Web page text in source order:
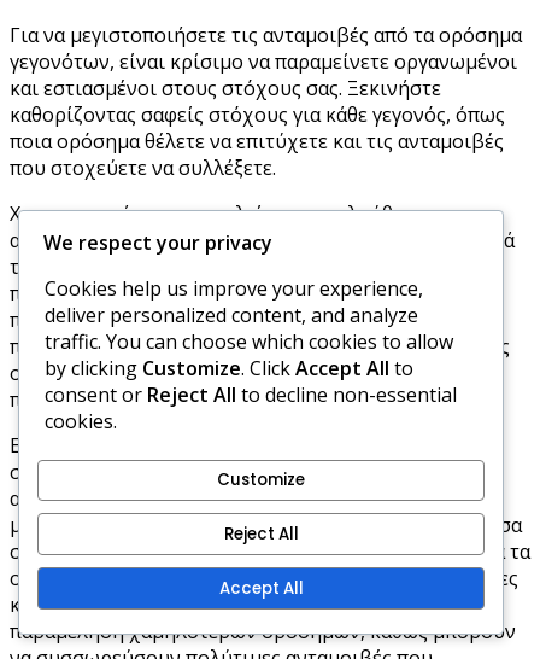
Για να μεγιστοποιήσετε τις ανταμοιβές από τα ορόσημα
γεγονότων, είναι κρίσιμο να παραμείνετε οργανωμένοι
και εστιασμένοι στους στόχους σας. Ξεκινήστε
καθορίζοντας σαφείς στόχους για κάθε γεγονός, όπως
ποια ορόσημα θέλετε να επιτύχετε και τις ανταμοιβές
που στοχεύετε να συλλέξετε.
Χρησιμοποιήστε τα εργαλεία παρακολούθησης που
αναφέρθηκαν νωρίτερα για να παρακολουθείτε τακτικά
την πρόοδό σας. Αυτό θα σας βοηθήσει να εντοπίσετε
ποια ορόσημα απαιτούν περισσότερη προσπάθεια και
ποια είναι εύκολα εφικτά. Για παράδειγμα, αν
παρατηρήσετε ότι είστε κοντά στην ολοκλήρωση ενός
ορόσημου, δώστε προτεραιότητα σε δραστηριότητες
που θα σας βοηθήσουν να το επιτύχετε γρήγορα.
Επιπλέον, συμμετάσχετε στην κοινότητα για να
συγκεντρώσετε πληροφορίες σχετικά με
αποτελεσματικές στρατηγικές. Πολλοί παίκτες
μοιράζονται συμβουλές σε φόρουμ και κοινωνικά μέσα
σχετικά με τοπώς ναολοκληρώσουν αποτελεσματικά τα
ορόσημα, κάτι που μπορεί να σας προσφέρει νέες ιδέες
και κίνητρα. Αποφύγετε κοινές παγίδες, όπως η
παραμέληση χαμηλότερων οροσήμων, καθώς μπορούν
We respect your privacy
Cookies help us improve your experience,
deliver personalized content, and analyze
traffic. You can choose which cookies to allow
by clicking Customize. ClickAccept All to
consent or Reject All to decline non-essential
cookies.
Customize
Reject All
Accept All